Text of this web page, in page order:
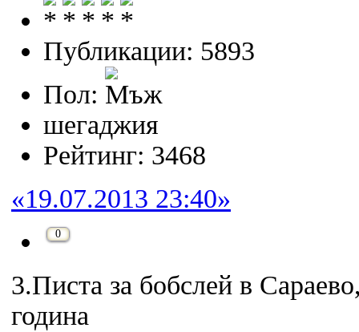
Публикации: 5893
Пол:
шегаджия
Рейтинг: 3468
«19.07.2013 23:40»
0
3.Писта за бобслей в
година